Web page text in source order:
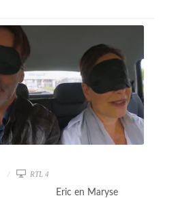
RTL 4
Eric en Maryse